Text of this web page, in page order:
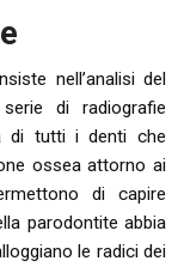
nell’analisi del
di radiografie
di tutti i denti che
ossea attorno ai
di capire
parodontite abbia
le radici dei